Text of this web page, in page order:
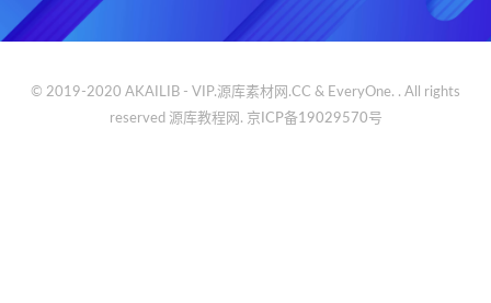
© 2019-2020 AKAILIB - VIP.源库素材网.CC & EveryOne. . All rights
reserved 源库教程网. 京ICP备19029570号